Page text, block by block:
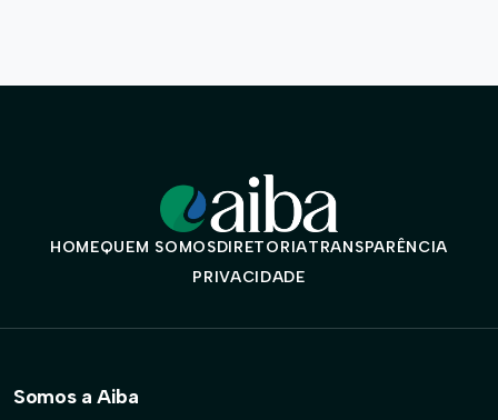
HOMEQUEM SOMOSDIRETORIATRANSPARÊNCIA
PRIVACIDADE
Somos a Aiba